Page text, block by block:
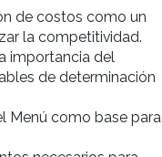
de los
para
la